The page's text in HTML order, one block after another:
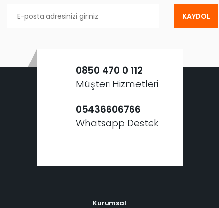
KAYDOL
0850 470 0 112
Müşteri Hizmetleri
05436606766
Whatsapp Destek
Kurumsal